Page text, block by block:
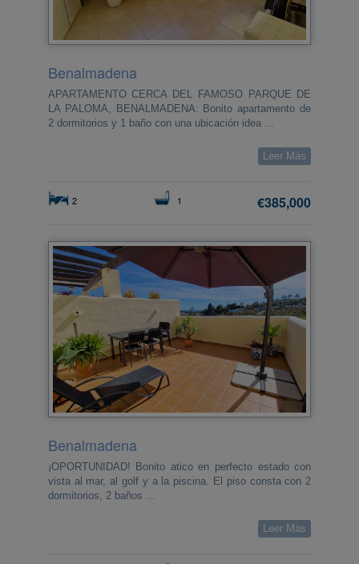
Benalmadena
APARTAMENTO CERCA DEL FAMOSO PARQUE DE
LA PALOMA, BENALMADENA: Bonito apartamento de
2 dormitorios y 1 baño con una ubicación idea ...
Leer Más
2 1 €385,000
Benalmadena
¡OPORTUNIDAD! Bonito atico en perfecto estado con
vista al mar, al golf y a la piscina. El piso consta con 2
dormitorios, 2 baños ...
Leer Más